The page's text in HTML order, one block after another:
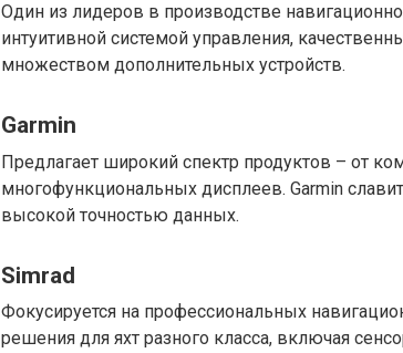
Один из лидеров в производстве
интуитивной системой управления,
множеством дополнительных устройств.
Garmin
Предлагает широкий спектр продуктов – от
многофункциональных дисплеев. Garmin
высокой точностью данных.
Simrad
Фокусируется на профессиональных
решения для яхт разного класса, включая